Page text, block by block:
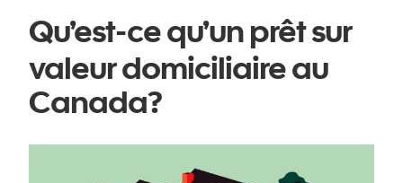
Qu’est-ce qu’un prêt sur
valeur domiciliaire au
Canada?